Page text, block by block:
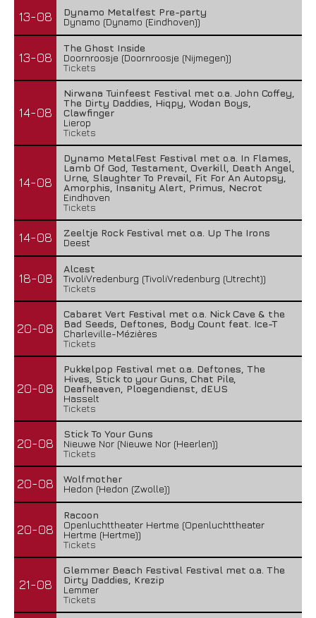
13-08
Dynamo Metalfest Pre-party
Dynamo (Dynamo (Eindhoven))
13-08
The Ghost Inside
Doornroosje (Doornroosje (Nijmegen))
Tickets
14-08
Nirwana Tuinfeest Festival met o.a. John Coffey,
The Dirty Daddies, Hiqpy, Wodan Boys,
Clawfinger
Lierop
Tickets
14-08
Dynamo MetalFest Festival met o.a. In Flames,
Lamb Of God, Testament, Overkill, Death Angel,
Urne, Slaughter To Prevail, Fit For An Autopsy,
Amorphis, Insanity Alert, Primus, Necrot
Eindhoven
Tickets
14-08
Zeeltje Rock Festival met o.a. Up The Irons
Deest
18-08
Alcest
TivoliVredenburg (TivoliVredenburg (Utrecht))
Tickets
20-08
Cabaret Vert Festival met o.a. Nick Cave & the
Bad Seeds, Deftones, Body Count feat. Ice-T
Charleville-Mézières
Tickets
20-08
Pukkelpop Festival met o.a. Deftones, The
Hives, Stick to your Guns, Chat Pile,
Deafheaven, Ploegendienst, dEUS
Hasselt
Tickets
20-08
Stick To Your Guns
Nieuwe Nor (Nieuwe Nor (Heerlen))
Tickets
20-08
Wolfmother
Hedon (Hedon (Zwolle))
20-08
Racoon
Openluchttheater Hertme (Openluchttheater
Hertme (Hertme))
Tickets
21-08
Glemmer Beach Festival Festival met o.a. The
Dirty Daddies, Krezip
Lemmer
Tickets